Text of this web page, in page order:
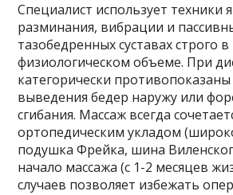
Специалист использует техники
разминания, вибрации и
тазобедренных суставах строго в
физиологическом объеме. При
категорически противопоказаны
выведения бедер наружу или
сгибания. Массаж всегда
ортопедическим укладом
подушка Фрейка, шина
начало массажа (с 1-2 месяцев
случаев позволяет избежать